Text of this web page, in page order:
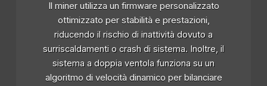
Il miner utilizza un firmware personalizzato
ottimizzato per stabilità e prestazioni,
riducendo il rischio di inattività dovuto a
surriscaldamenti o crash di sistema. Inoltre, il
sistema a doppia ventola funziona su un
algoritmo di velocità dinamico per bilanciare